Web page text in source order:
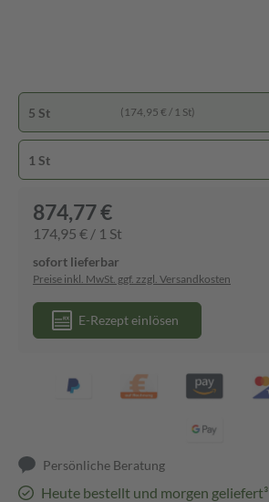
5 St (174,95 € / 1 St)
1 St
874,77 €
174,95 € / 1 St
sofort lieferbar
Preise inkl. MwSt. ggf. zzgl. Versandkosten
E-Rezept einlösen
Persönliche Beratung
Heute bestellt und morgen geliefert³